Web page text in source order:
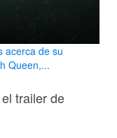
acerca de su
Queen,...
trailer de